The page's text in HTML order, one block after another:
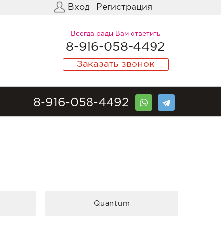
Вход Регистрация
Всегда рады Вам ответить
8-916-058-4492
Заказать звонок
8-916-058-4492
Quantum